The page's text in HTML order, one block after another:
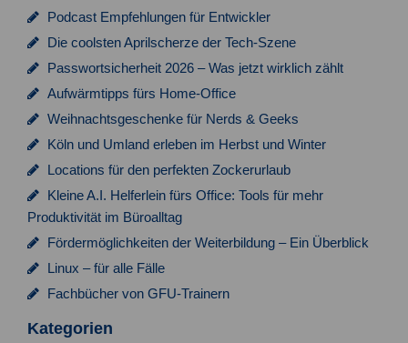
Podcast Empfehlungen für Entwickler
Die coolsten Aprilscherze der Tech-Szene
Passwortsicherheit 2026 – Was jetzt wirklich zählt
Aufwärmtipps fürs Home-Office
Weihnachtsgeschenke für Nerds & Geeks
Köln und Umland erleben im Herbst und Winter
Locations für den perfekten Zockerurlaub
Kleine A.I. Helferlein fürs Office: Tools für mehr
Produktivität im Büroalltag
Fördermöglichkeiten der Weiterbildung – Ein Überblick
Linux – für alle Fälle
Fachbücher von GFU-Trainern
Kategorien